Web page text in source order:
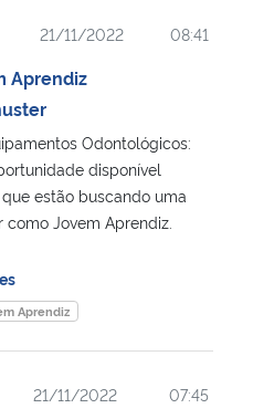
21/11/2022 08:41
Aprendiz
Odontológicos:
disponível
estão buscando uma
Jovem Aprendiz.
Aprendiz
21/11/2022 07:45